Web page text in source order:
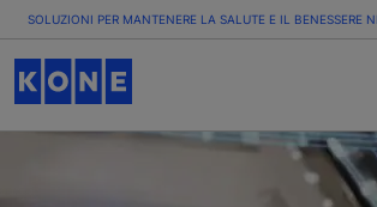
SOLUZIONI PER MANTENERE LA SALUTE E IL BENESSERE